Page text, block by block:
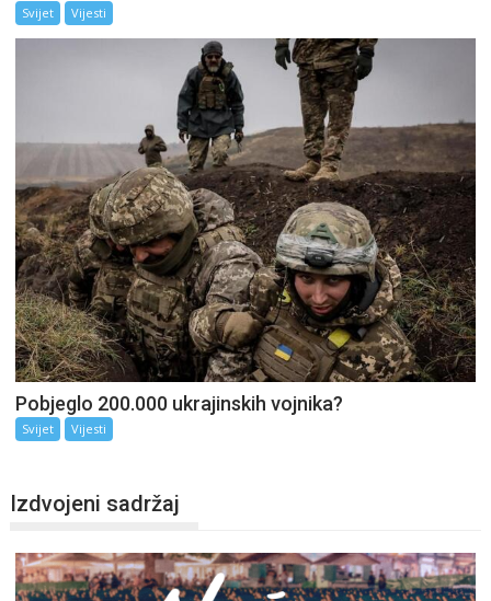
Svijet Vijesti
Pobjeglo 200.000 ukrajinskih vojnika?
Svijet Vijesti
Izdvojeni sadržaj